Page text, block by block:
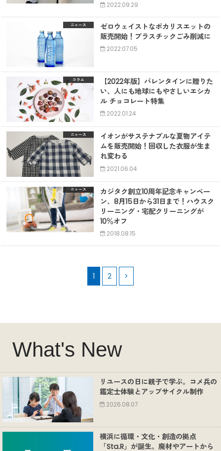
2022.09.29
ニュース
ゼロウェイストなポカリスエットの
販売開始！プラスチックごみ削減に
2022.07.05
コラム
【2022年版】バレンタインに贈りた
い、人にも地球にもやさしいエシカ
ル チョコレート特集
2022.01.24
ニュース
イオンがサステナブルな夏物アイテ
ムを販売開始！回収した衣服が生ま
れ変わる
2021.06.04
ニュース
カジタク創立10周年記念キャンペー
ン、8月15日から31日まで！ハウスク
リーニング・宅配クリーニングが
10％オフ
2018.08.15
1 2 >
What's New
リユースの日に親子で学ぶ。コメ兵の
鑑定士体験とアップサイクル制作
2026.08.07
横浜に循環・文化・創造の拠点
「Sta.R」が誕生。廃材やアートから